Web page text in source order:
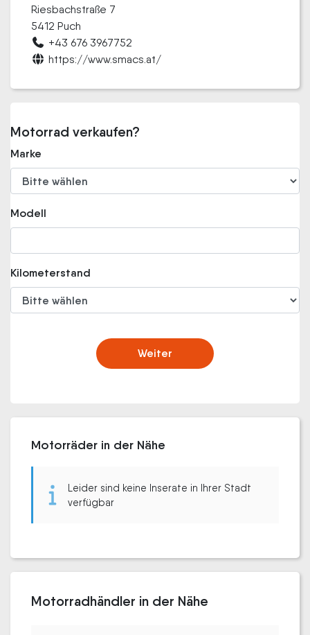
Riesbachstraße 7
5412 Puch
+43 676 3967752
https://www.smacs.at/
Motorrad verkaufen?
Marke
Modell
Kilometerstand
Weiter
Motorräder in der Nähe
Leider sind keine Inserate in Ihrer Stadt
verfügbar
Motorradhändler in der Nähe